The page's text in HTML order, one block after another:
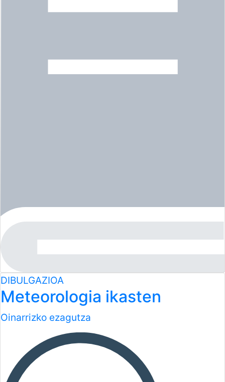
DIBULGAZIOA
Meteorologia ikasten
Oinarrizko ezagutza